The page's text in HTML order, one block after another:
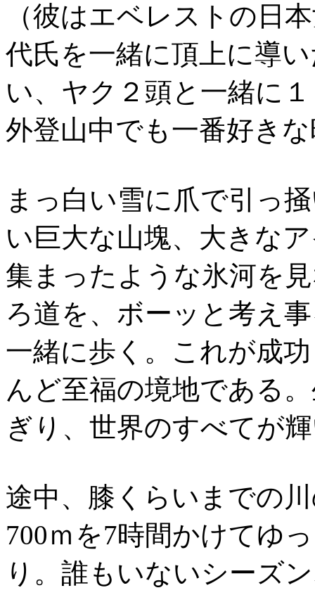
（彼はエベレストの日
代氏を一緒に頂上に導
い、ヤク２頭と一緒に
外登山中でも一番好き
まっ白い雪に爪で引っ
い巨大な山塊、大きな
集まったような氷河を
ろ道を、ボーッと考え
一緒に歩く。これが成
んど至福の境地である
ぎり、世界のすべてが
途中、膝くらいまでの
700ｍを7時間かけてゆ
り。誰もいないシーズ